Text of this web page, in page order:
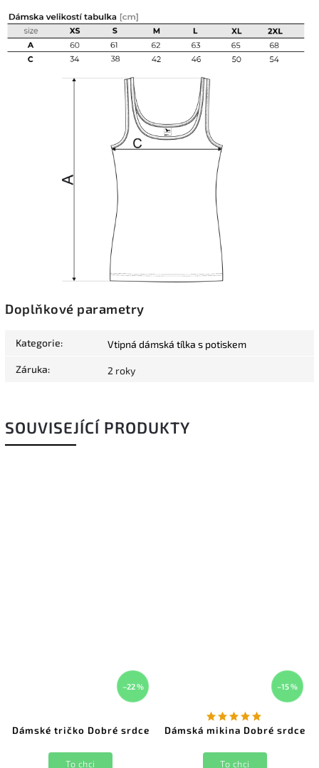
Doplňkové parametry
Kategorie: Vtipná dámská tílka s potiskem
Záruka: 2 roky
SOUVISEJÍCÍ PRODUKTY
–22 %
Dámské tričko Dobré srdce
To chci
–15 %
Dámská mikina Dobré srdce
To chci